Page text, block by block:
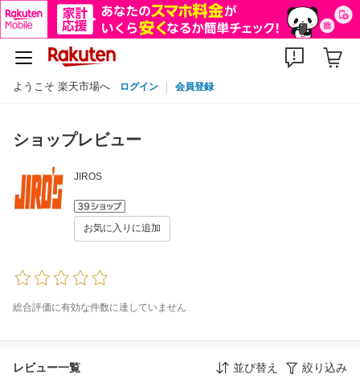
ようこそ 楽天市場へ ログイン 会員登録
ショップレビュー
JIROS
お気に入りに追加
総合評価に有効な件数に達していません
レビュー一覧 並び替え 絞り込み